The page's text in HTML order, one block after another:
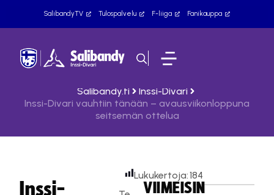
SalibandyTV Tulospalvelu F-liiga Fanikauppa
Salibandy.fi
Inssi-Divari
Inssi-Divari vauhtiin tänään – avausviikonloppuna
seitsemän ottelua
Inssi-
Lukukertoja:184
VIIMEISIN